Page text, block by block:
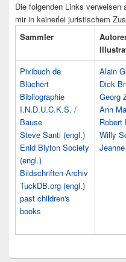
Die folgenden Links
mir in keinerlei juristischem
Sammler
Pixibuch.de
Blüchert
Bibliographie
I.N.D.U.C.K.S. /
Bause
Steve Santi (engl.)
Enid Blyton Society
(engl.)
Bildschriften-Archiv
TuckDB.org (engl.)
past children's
books
Alain
Dick
Georg
Ann
Robert
Willy